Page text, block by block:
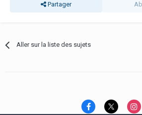
Partager
Aller sur la liste des sujets